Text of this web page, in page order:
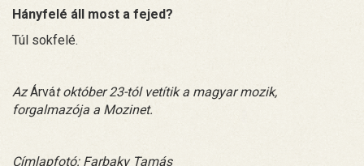
Hányfelé áll most a fejed?
Túl sokfelé.
AzÁrvát október 23-tól vetítik a magyar mozik,
forgalmazója a Mozinet.
Címlapfotó: Farbaky Tamás